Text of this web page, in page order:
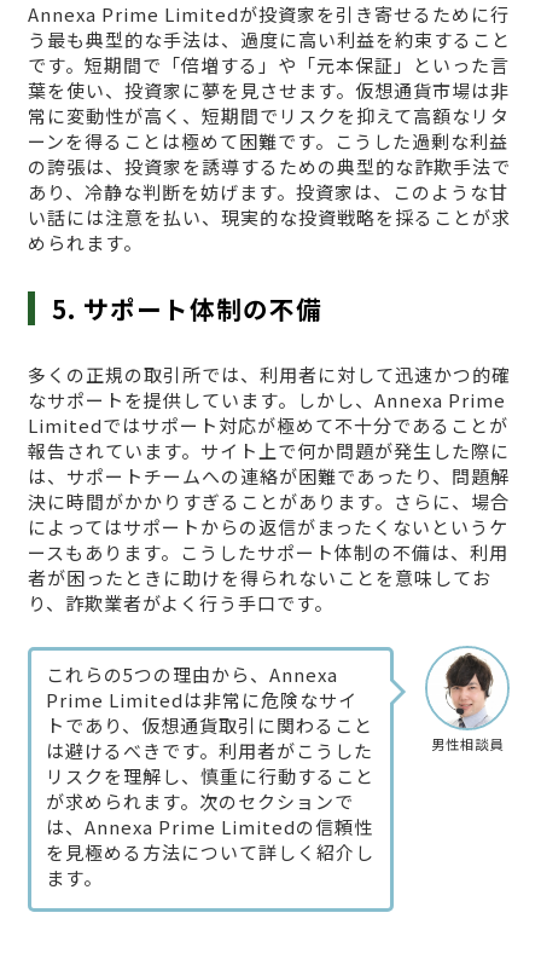
Annexa Prime Limitedが投資家を引き寄せるために行
う最も典型的な手法は、過度に高い利益を約束すること
です。短期間で「倍増する」や「元本保証」といった言
葉を使い、投資家に夢を見させます。仮想通貨市場は非
常に変動性が高く、短期間でリスクを抑えて高額なリタ
ーンを得ることは極めて困難です。こうした過剰な利益
の誇張は、投資家を誘導するための典型的な詐欺手法で
あり、冷静な判断を妨げます。投資家は、このような甘
い話には注意を払い、現実的な投資戦略を採ることが求
められます。
5. サポート体制の不備
多くの正規の取引所では、利用者に対して迅速かつ的確
なサポートを提供しています。しかし、Annexa Prime
Limitedではサポート対応が極めて不十分であることが
報告されています。サイト上で何か問題が発生した際に
は、サポートチームへの連絡が困難であったり、問題解
決に時間がかかりすぎることがあります。さらに、場合
によってはサポートからの返信がまったくないというケ
ースもあります。こうしたサポート体制の不備は、利用
者が困ったときに助けを得られないことを意味してお
り、詐欺業者がよく行う手口です。
男性相談員
これらの5つの理由から、Annexa
Prime Limitedは非常に危険なサイ
トであり、仮想通貨取引に関わること
は避けるべきです。利用者がこうした
リスクを理解し、慎重に行動すること
が求められます。次のセクションで
は、Annexa Prime Limitedの信頼性
を見極める方法について詳しく紹介し
ます。